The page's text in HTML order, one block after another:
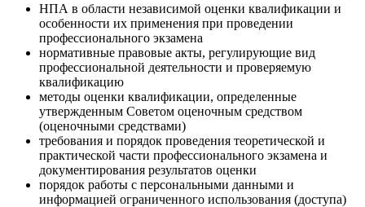
НПА в области независимой оценки квалификации и
особенности их применения при проведении
профессионального экзамена
нормативные правовые акты, регулирующие вид
профессиональной деятельности и проверяемую
квалификацию
методы оценки квалификации, определенные
утвержденным Советом оценочным средством
(оценочными средствами)
требования и порядок проведения теоретической и
практической части профессионального экзамена и
документирования результатов оценки
порядок работы с персональными данными и
информацией ограниченного использования (доступа)